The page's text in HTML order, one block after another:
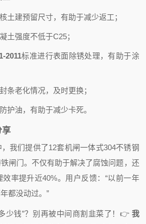
土建预留尺寸，有助于减少返工；
土强度不低于C25；
2011标准进行表面除锈处理，有助于涂
条老化情况，及时更换；
护油，有助于减少卡死。
享
我们提供了12套机闸一体式304不锈钢
闸门。不仅有助于解决了腐蚀问题，还
率提升近40%。用户反馈：“以前一年
都没动过。”
少钱”？别再被中间商割韭菜了！ 👉 我